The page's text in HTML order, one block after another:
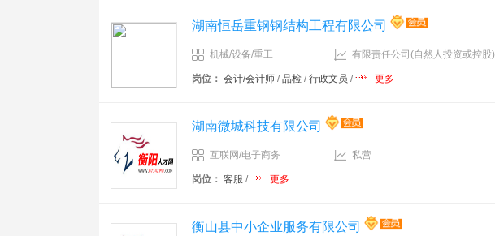
湖南恒岳重钢钢结构工程有限公司
机械/设备/重工 有限责任公司(自然人投资或控股)
岗位： 会计/会计师 /品检 /行政文员 / 更多
湖南微城科技有限公司
互联网/电子商务 私营
岗位： 客服 / 更多
衡山县中小企业服务有限公司